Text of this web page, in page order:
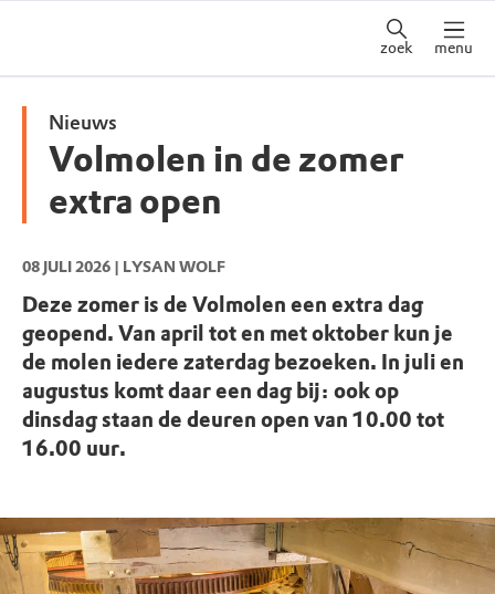
zoek menu
Nieuws
Volmolen in de zomer
extra open
08 JULI 2026 | LYSAN WOLF
Deze zomer is de Volmolen een extra dag
geopend. Van april tot en met oktober kun je
de molen iedere zaterdag bezoeken. In juli en
augustus komt daar een dag bij: ook op
dinsdag staan de deuren open van 10.00 tot
16.00 uur.